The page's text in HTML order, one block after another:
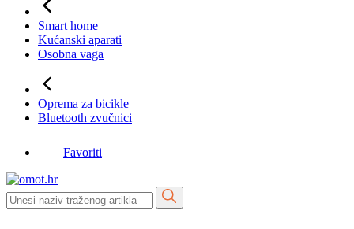
Smart home
Kućanski aparati
Osobna vaga
Oprema za bicikle
Bluetooth zvučnici
Favoriti